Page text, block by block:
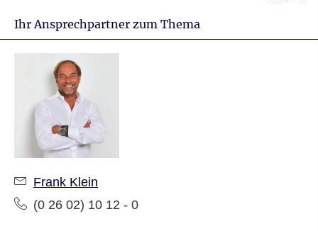
Ihr Ansprechpartner zum Thema
Frank Klein
(0 26 02) 10 12 - 0